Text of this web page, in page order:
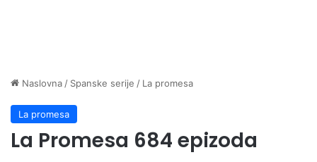
Naslovna / Spanske serije / La promesa
La promesa
La Promesa 684 epizoda